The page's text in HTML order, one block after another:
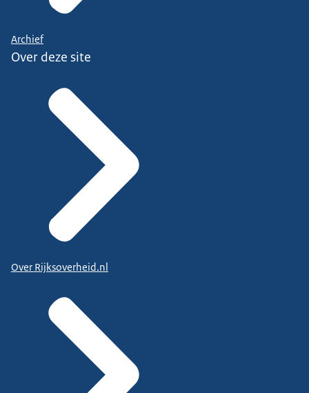
Archief
Over deze site
Over Rijksoverheid.nl